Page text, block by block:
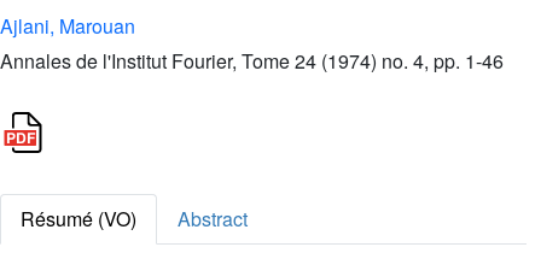
Ajlani, Marouan
Annales de l'Institut Fourier, Tome 24 (1974) no. 4, pp. 1-46
Résumé (VO)
Abstract